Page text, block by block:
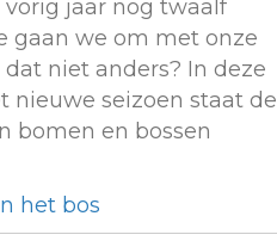
jaar nog twaalf
gaan we om met onze
niet anders? In deze
nieuwe seizoen staat de
bomen en bossen
het bos